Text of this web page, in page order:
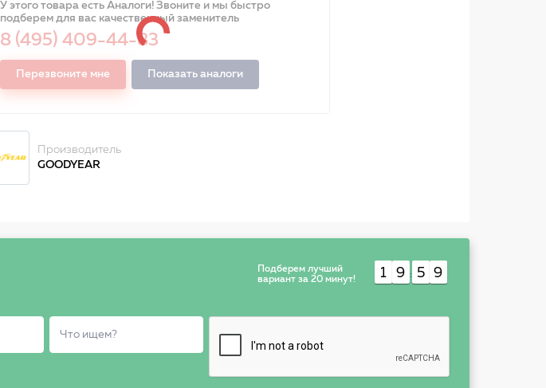
У этого товара есть Аналоги! Звоните и мы быстро
подберем для вас качественный заменитель
8 (495) 409-44-83
Перезвоните мне Показать аналоги
Производитель
GOODYEAR
Подберем лучший
вариант за 20 минут!
1 9 : 5 9